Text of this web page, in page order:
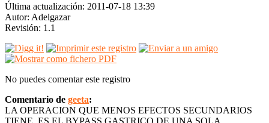
Última actualización: 2011-07-18 13:39
Autor: Adelgazar
Revisión: 1.1
No puedes comentar este registro
Comentario de geeta:
LA OPERACION QUE MENOS EFECTOS SECUNDARIOS
TIENE, ES EL BYPASS GASTRICO DE UNA SOLA